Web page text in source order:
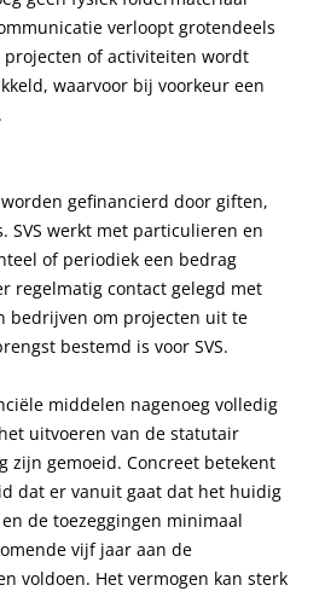
verloopt grotendeels
of activiteiten wordt
waarvoor bij voorkeur een
worden gefinancierd door giften,
SVS werkt met particulieren en
of periodiek een bedrag
regelmatig contact gelegd met
bedrijven om projecten uit te
bestemd is voor SVS.
middelen nagenoeg volledig
uitvoeren van de statutair
zijn gemoeid. Concreet betekent
dat er vanuit gaat dat het huidig
de toezeggingen minimaal
vijf jaar aan de
voldoen. Het vermogen kan sterk